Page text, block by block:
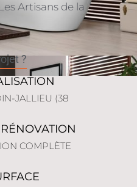
Artisans de la
?
JALLIEU (38
COMPLÈTE